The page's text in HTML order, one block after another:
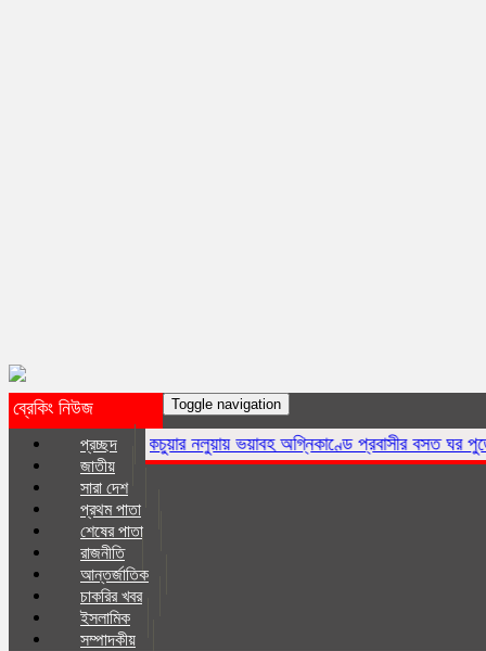
ব্রেকিং নিউজ
কচুয়ার নলুয়ায় ভয়াবহ অগ্নিকাণ্ডে প্রবাসীর বসত ঘর পুড়ে ছাই,ক্ষয়ক্ষতি ১৫
Toggle navigation
প্রচ্ছদ
জাতীয়
সারা দেশ
প্রথম পাতা
শেষের পাতা
রাজনীতি
আন্তর্জাতিক
চাকরির খবর
ইসলা‌মিক
সম্পাদকীয়